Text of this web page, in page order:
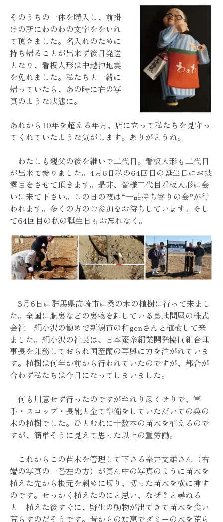
そのうちの一体を購入し、前掛
けの所にわのわの文字ををいれ
て頂きました。名入れのために
持ち帰ることが出来ず後日発送
となり、看板人形は中越沖地震
を免れました。私たちと一緒に
帰っていたら、あの時に右の写
真のような状態に。
あれから10年を超える年月、店に立って私たちを見守っ
てくれていたような気がします。ありがとうね。
わたしも親父の後を継いで二代目。看板人形も二代目
が出来て参りました。4月6日私の64回目の誕生日にお披
露目をさせて頂きます。是非、皆様二代目看板人形に会
いに来て下さい。この日の夜は“一品持ち寄りの会”が行
われます。多くの方のご参加をお待ちしています。そし
て64回目の私の誕生日もお忘れなく。
3月6日に群馬県高崎市に桑の木の植樹に行って来まし
た。全国に胴裏などの裏物を卸している裏地問屋の株式
会社 絹小沢の勧めで新潟市の和genさんと植樹して来
ました。絹小沢の社長は、日本蚕糸絹業開発協同組合理
事長を兼務しておられ国産繭の再興に力を注がれていま
す。植樹は何年か前から行われていたのですが、都合が
合わず私たちは今日になってしまいました。
何も用意せず行ったのですが至れり尽くせりで、軍
手・スコップ・長靴と全て準備をしていただいての桑の
木の植樹でした。ひとむねに十数本の苗木を植えるので
すが、簡単そうに見えて思った以上の重労働。
これからこの苗木を管理して下さる糸井文雄さん（右
端の写真の一番左の方）が真ん中の写真のように苗木を
植えた先から根元を斜めに切り、切った苗木を横に挿す
のです。せっかく植えたのにと思い、なぜ？と尋ねる
と 植えた後すぐに、野生の動物が出てきて苗木を食い
荒らすのだそうです。昔からの知恵でダミーの木を荒ら